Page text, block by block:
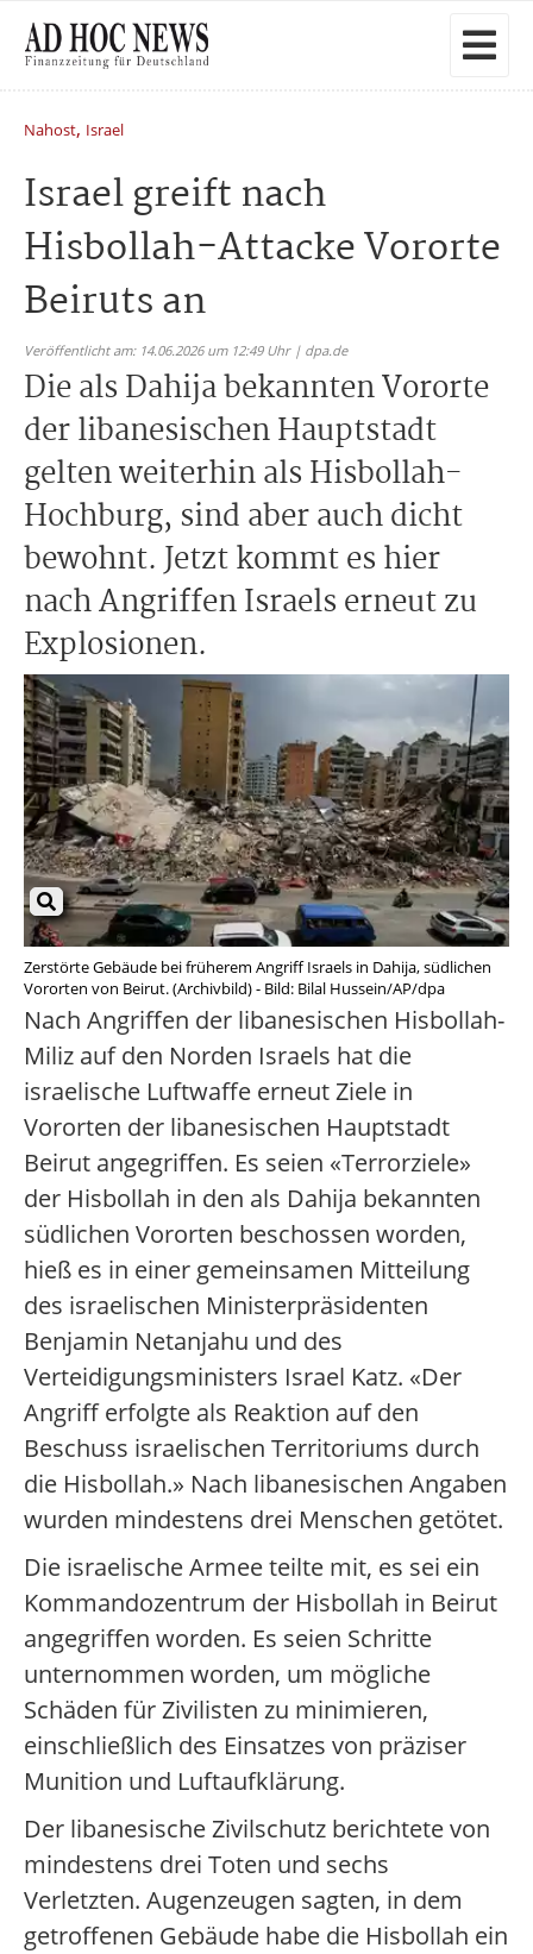
Nahost, Israel
Israel greift nach
Hisbollah-Attacke Vororte
Beiruts an
Veröffentlicht am: 14.06.2026 um 12:49 Uhr | dpa.de
Die als Dahija bekannten Vororte
der libanesischen Hauptstadt
gelten weiterhin als Hisbollah-
Hochburg, sind aber auch dicht
bewohnt. Jetzt kommt es hier
nach Angriffen Israels erneut zu
Explosionen.
Zerstörte Gebäude bei früherem Angriff Israels in Dahija, südlichen
Vororten von Beirut. (Archivbild) - Bild: Bilal Hussein/AP/dpa
Nach Angriffen der libanesischen Hisbollah-
Miliz auf den Norden Israels hat die
israelische Luftwaffe erneut Ziele in
Vororten der libanesischen Hauptstadt
Beirut angegriffen. Es seien «Terrorziele»
der Hisbollah in den als Dahija bekannten
südlichen Vororten beschossen worden,
hieß es in einer gemeinsamen Mitteilung
des israelischen Ministerpräsidenten
Benjamin Netanjahu und des
Verteidigungsministers Israel Katz. «Der
Angriff erfolgte als Reaktion auf den
Beschuss israelischen Territoriums durch
die Hisbollah.» Nach libanesischen Angaben
wurden mindestens drei Menschen getötet.
Die israelische Armee teilte mit, es sei ein
Kommandozentrum der Hisbollah in Beirut
angegriffen worden. Es seien Schritte
unternommen worden, um mögliche
Schäden für Zivilisten zu minimieren,
einschließlich des Einsatzes von präziser
Munition und Luftaufklärung.
Der libanesische Zivilschutz berichtete von
mindestens drei Toten und sechs
Verletzten. Augenzeugen sagten, in dem
getroffenen Gebäude habe die Hisbollah ein